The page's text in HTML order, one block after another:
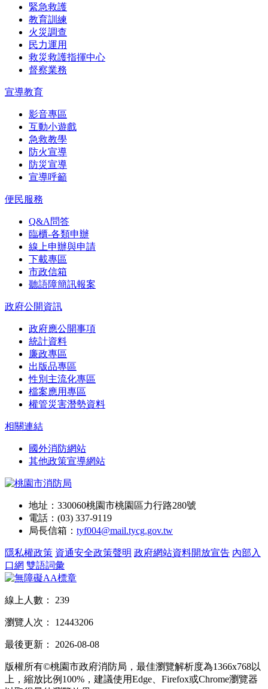
緊急救護
教育訓練
火災調查
民力運用
救災救護指揮中心
督察業務
宣導教育
影音專區
互動小遊戲
急救教學
防火宣導
防災宣導
宣導呼籲
便民服務
Q&A問答
臨櫃-各類申辦
線上申辦與申請
下載專區
市政信箱
聽語障簡訊報案
政府公開資訊
政府應公開事項
統計資料
廉政專區
出版品專區
性別主流化專區
檔案應用專區
權管災害潛勢資料
相關連結
國外消防網站
其他政策宣導網站
地址：330060桃園市桃園區力行路280號
電話：(03) 337-9119
局長信箱： tyf004@mail.tycg.gov.tw
隱私權政策 資通安全政策聲明 政府網站資料開放宣告 內部入
口網 雙語詞彙
線上人數： 239
瀏覽人次： 12443206
最後更新： 2026-08-08
版權所有©桃園市政府消防局，最佳瀏覽解析度為1366x768以
上，縮放比例100%，建議使用Edge、Firefox或Chrome瀏覽器